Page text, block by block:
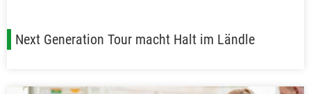
Next Generation Tour macht Halt im Ländle